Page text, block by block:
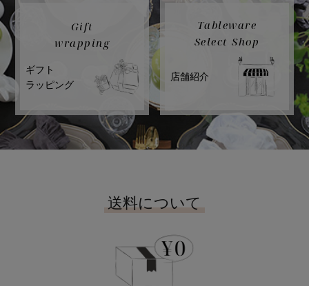
Gift
wrapping
ギフト
ラッピング
Tableware
Select Shop
店舗紹介
送料について